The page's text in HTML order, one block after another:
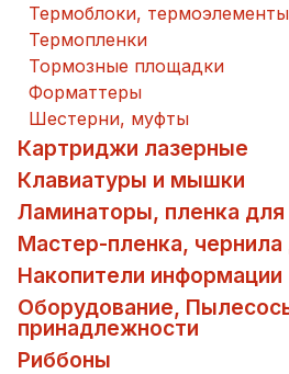
Термоблоки, термоэлементы
Термопленки
Тормозные площадки
Форматтеры
Шестерни, муфты
Картриджи лазерные
Клавиатуры и мышки
Ламинаторы, пленка
Мастер-пленка, чернила
Накопители информации
Оборудование,
принадлежности
Риббоны